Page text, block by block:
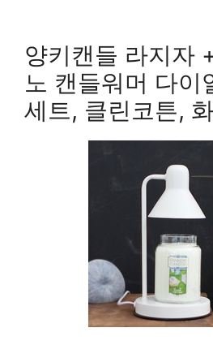
양키캔들 라지자
노 캔들워머 다
세트, 클린코튼,